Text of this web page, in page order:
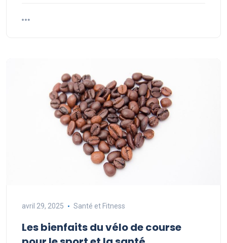
avril 29, 2025 Santé et Fitness
Les bienfaits du vélo de course